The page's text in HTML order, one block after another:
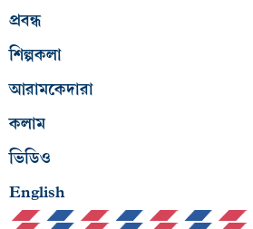
প্রবন্ধ
শিল্পকলা
আরামকেদারা
কলাম
ভিডিও
English